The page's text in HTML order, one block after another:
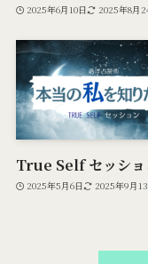
2025年6月10日 2025年8月
True Self セッショ
2025年5月6日 2025年9月